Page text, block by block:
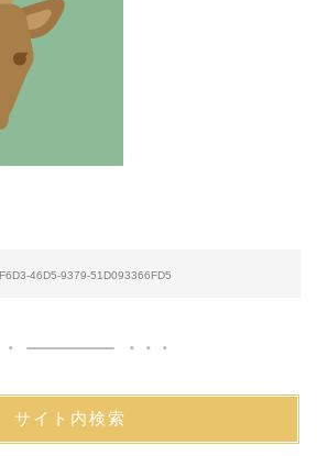
46D5-9379-51D093366FD5
サイト内検索